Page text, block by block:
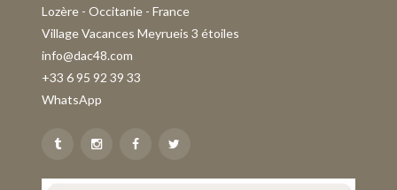
Lozère - Occitanie - France
Village Vacances Meyrueis 3 étoiles
info@dac48.com
+33 6 95 92 39 33
WhatsApp